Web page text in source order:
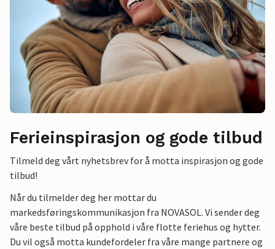
Ferieinspirasjon og gode tilbud
Tilmeld deg vårt nyhetsbrev for å motta inspirasjon og gode
tilbud!
Når du tilmelder deg her mottar du
markedsføringskommunikasjon fra NOVASOL. Vi sender deg
våre beste tilbud på opphold i våre flotte feriehus og hytter.
Du vil også motta kundefordeler fra våre mange partnere og